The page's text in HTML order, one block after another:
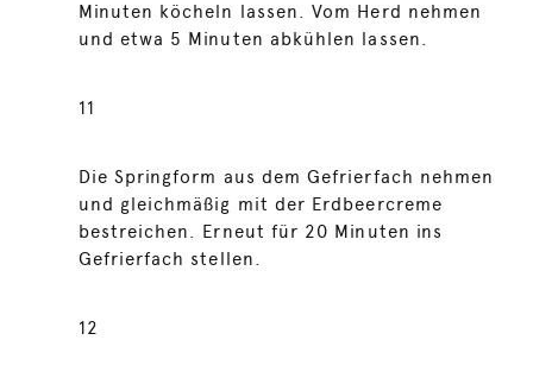
Minuten köcheln lassen. Vom Herd nehmen
und etwa 5 Minuten abkühlen lassen.
11
Die Springform aus dem Gefrierfach nehmen
und gleichmäßig mit der Erdbeercreme
bestreichen. Erneut für 20 Minuten ins
Gefrierfach stellen.
12